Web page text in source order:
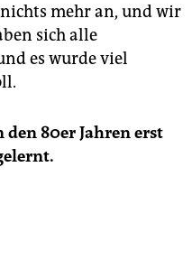
mehr an, und wir
sich alle
es wurde viel
80er Jahren erst